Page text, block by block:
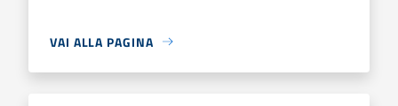
VAI ALLA PAGINA